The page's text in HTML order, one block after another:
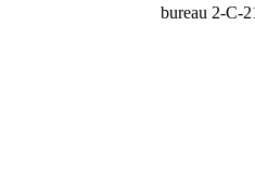
bureau 2-C-